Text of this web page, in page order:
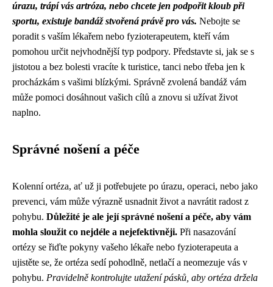
úrazu, trápí vás artróza, nebo chcete jen podpořit kloub při
sportu, existuje bandáž stvořená právě pro vás. Nebojte se
poradit s vaším lékařem nebo fyzioterapeutem, kteří vám
pomohou určit nejvhodnější typ podpory. Představte si, jak se s
jistotou a bez bolesti vracíte k turistice, tanci nebo třeba jen k
procházkám s vašimi blízkými. Správně zvolená bandáž vám
může pomoci dosáhnout vašich cílů a znovu si užívat život
naplno.
Správné nošení a péče
Kolenní ortéza, ať už ji potřebujete po úrazu, operaci, nebo jako
prevenci, vám může výrazně usnadnit život a navrátit radost z
pohybu. Důležité je ale její správné nošení a péče, aby vám
mohla sloužit co nejdéle a nejefektivněji. Při nasazování
ortézy se řiďte pokyny vašeho lékaře nebo fyzioterapeuta a
ujistěte se, že ortéza sedí pohodlně, netlačí a neomezuje vás v
pohybu. Pravidelně kontrolujte utažení pásků, aby ortéza držela